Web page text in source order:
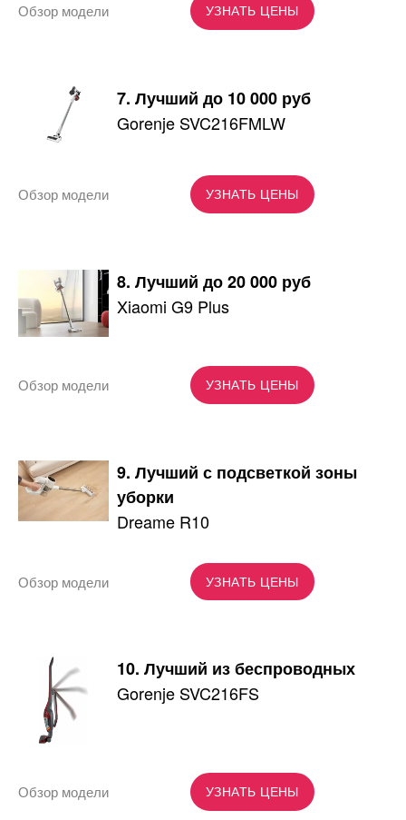
УЗНАТЬ ЦЕНЫ
Обзор модели
7. Лучший до 10 000 руб
Gorenje SVC216FMLW
УЗНАТЬ ЦЕНЫ
Обзор модели
8. Лучший до 20 000 руб
Xiaomi G9 Plus
УЗНАТЬ ЦЕНЫ
Обзор модели
9. Лучший с подсветкой зоны
уборки
Dreame R10
УЗНАТЬ ЦЕНЫ
Обзор модели
10. Лучший из беспроводных
Gorenje SVC216FS
УЗНАТЬ ЦЕНЫ
Обзор модели